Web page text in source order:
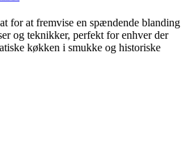
for at fremvise en spændende blanding
og teknikker, perfekt for enhver der
køkken i smukke og historiske